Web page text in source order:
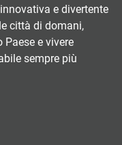
e divertente
città di domani,
e vivere
sempre più